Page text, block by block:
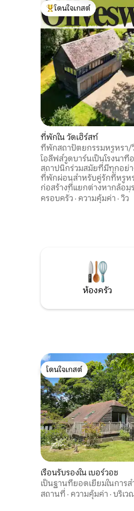
โดนใจเกสต์ที่สุด
โดนใจเกสต์
ที่พักใน วัดเฮิร์สท์
ที่พักสถาปัตยกรรมหรูหรา/
โอลีฟส์วูดบาร์นเป็นโรงนาที่
สถาปนิกร่วมสมัยที่มีทุกอย่า
ที่พักผ่อนสำหรับคู่รักที่หรูหร
ก่อสร้างที่แยกต่างหากล้อ
AONB ที่สวยงามพร้อมวิวที่โ
มิตรกับสุนัข ใกล้กับบ้านแล
มากมาย เช่น ปราสาทซิสซิง
ขนาดเล็ก 2 แห่ง ร้านขายเนื้
เยี่ยม ร้านขายอาหารสำเร็จ
และอาหารแบบสั่งกลับบ้าน
ครอบครัว · ความคุ้มค่า · วิว
ห้องครัว
โดนใจเกสต์
โดนใจเกสต์
เรือนรับรองใน เบอร์วอช
เป็นฐานที่ยอดเยี่ยมในการ
ผ่อน
สถานที่ · ความคุ้มค่า · บริเว